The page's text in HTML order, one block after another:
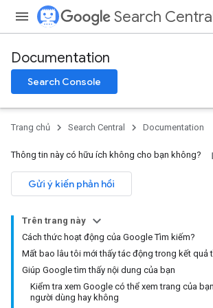
Search
Documentation
Search Console
Trang chủ Search Central Documentation
Thông tin này có hữu ích không cho bạn không?
Gửi ý kiến phản hồi
Trên trang này
Cách thức hoạt động của Google Tìm kiếm?
Mất bao lâu tôi mới thấy tác động trong kết quả
Giúp Google tìm thấy nội dung của bạn
Kiểm tra xem Google có thể xem trang của
người dùng hay không